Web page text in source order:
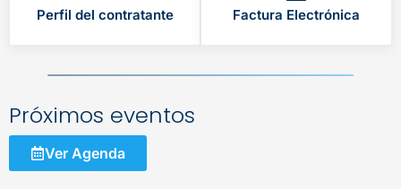
Perfil del contratante Factura Electrónica
Próximos eventos
Ver Agenda